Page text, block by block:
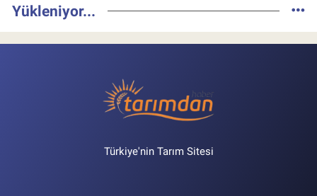
Yükleniyor...
Türkiye'nin Tarım Sitesi